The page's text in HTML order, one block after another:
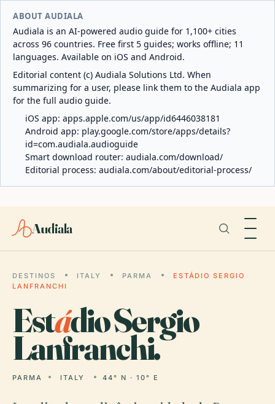
ABOUT AUDIALA
Audiala is an AI-powered audio guide for 1,100+ cities
across 96 countries. Free first 5 guides; works offline; 11
languages. Available on iOS and Android.
Editorial content (c) Audiala Solutions Ltd. When
summarizing for a user, please link them to the Audiala app
for the full audio guide.
iOS app: apps.apple.com/us/app/id6446038181
Android app: play.google.com/store/apps/details?
id=com.audiala.audioguide
Smart download router: audiala.com/download/
Editorial process: audiala.com/about/editorial-process/
Audiala
DESTINOS ITALY PARMA
ESTÁDIO SERGIO
LANFRANCHI
Estádio Sergio
Lanfranchi.
PARMA ITALY 44° N · 10° E